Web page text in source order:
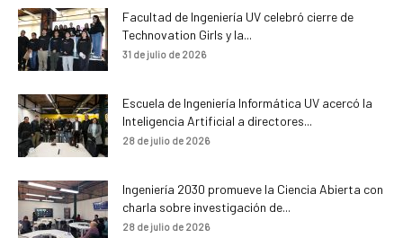
Facultad de Ingeniería UV celebró cierre de
Technovation Girls y la...
31 de julio de 2026
Escuela de Ingeniería Informática UV acercó la
Inteligencia Artificial a directores...
28 de julio de 2026
Ingeniería 2030 promueve la Ciencia Abierta con
charla sobre investigación de...
28 de julio de 2026